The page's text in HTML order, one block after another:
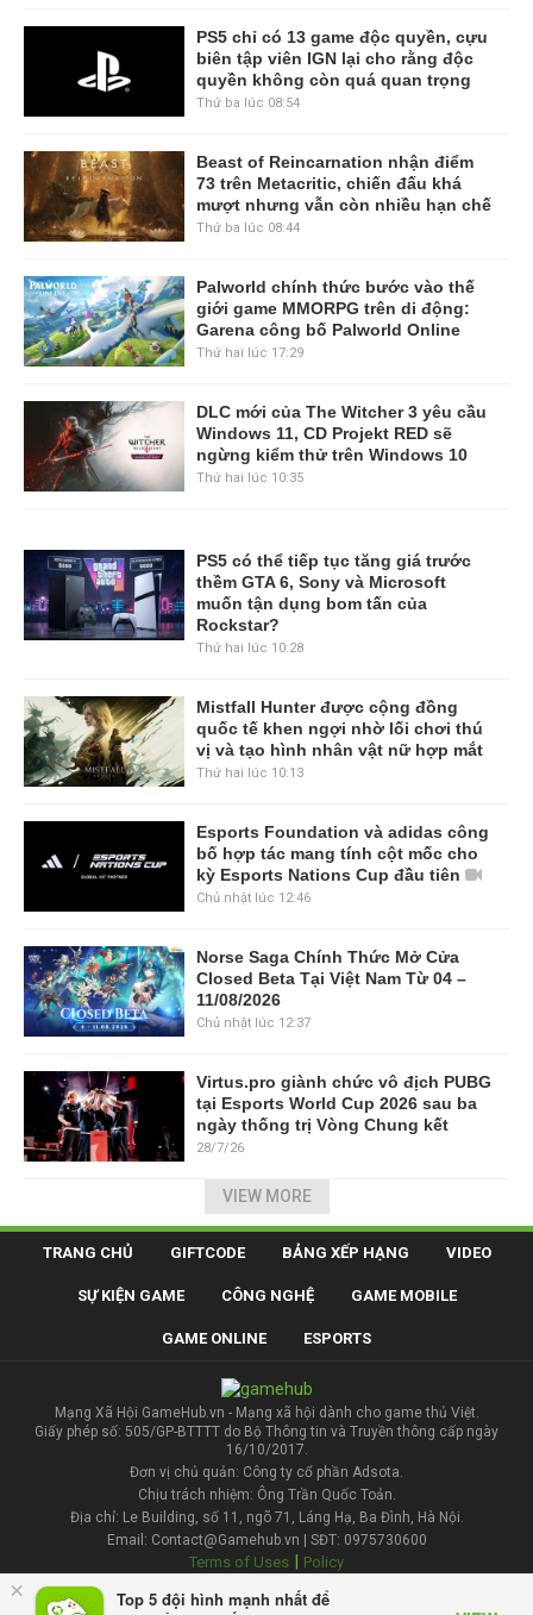
×
Top 5 đội hình mạnh nhất để
PS5 chỉ có 13 game độc quyền, cựu
biên tập viên IGN lại cho rằng độc
quyền không còn quá quan trọng
Thứ ba lúc 08:54
Beast of Reincarnation nhận điểm
73 trên Metacritic, chiến đấu khá
mượt nhưng vẫn còn nhiều hạn chế
Thứ ba lúc 08:44
Palworld chính thức bước vào thế
giới game MMORPG trên di động:
Garena công bố Palworld Online
Thứ hai lúc 17:29
DLC mới của The Witcher 3 yêu cầu
Windows 11, CD Projekt RED sẽ
ngừng kiểm thử trên Windows 10
Thứ hai lúc 10:35
PS5 có thể tiếp tục tăng giá trước
thềm GTA 6, Sony và Microsoft
muốn tận dụng bom tấn của
Rockstar?
Thứ hai lúc 10:28
Mistfall Hunter được cộng đồng
quốc tế khen ngợi nhờ lối chơi thú
vị và tạo hình nhân vật nữ hợp mắt
Thứ hai lúc 10:13
Esports Foundation và adidas công
bố hợp tác mang tính cột mốc cho
kỳ Esports Nations Cup đầu tiên
Chủ nhật lúc 12:46
Norse Saga Chính Thức Mở Cửa
Closed Beta Tại Việt Nam Từ 04 –
11/08/2026
Chủ nhật lúc 12:37
Virtus.pro giành chức vô địch PUBG
tại Esports World Cup 2026 sau ba
ngày thống trị Vòng Chung kết
28/7/26
VIEW MORE
TRANG CHỦ GIFTCODE BẢNG XẾP HẠNG VIDEO
SỰ KIỆN GAME CÔNG NGHỆ GAME MOBILE
GAME ONLINE ESPORTS
Mạng Xã Hội GameHub.vn - Mạng xã hội dành cho game thủ Việt.
Giấy phép số: 505/GP-BTTTT do Bộ Thông tin và Truyền thông cấp ngày
16/10/2017.
Đơn vị chủ quản: Công ty cổ phần Adsota.
Chịu trách nhiệm: Ông Trần Quốc Toản.
Địa chỉ: Le Building, số 11, ngõ 71, Láng Hạ, Ba Đình, Hà Nội.
Email: Contact@Gamehub.vn | SĐT: 0975730600
Terms of Uses | Policy
Liên hệ đăng bài